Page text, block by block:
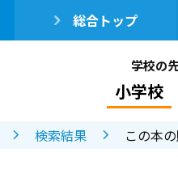
総合トップ
学校の
小学校
検索結果 この本